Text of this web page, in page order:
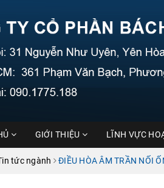
GIỚI THIỆU LĨNH VỰC
tức ngành ĐIỀU HÒA ÂM TRẦN NỐI